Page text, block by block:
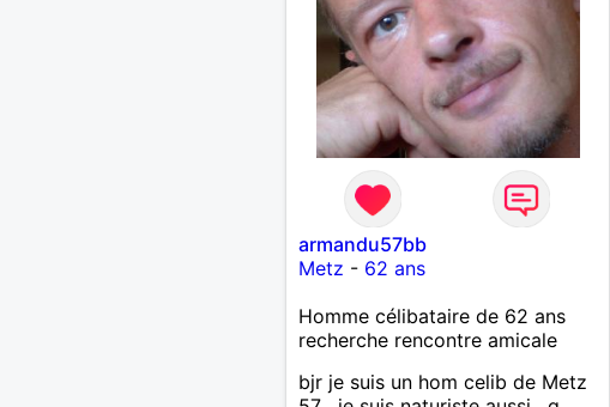
armandu57bb
Metz - 62 ans
Homme célibataire de 62 ans
recherche rencontre amicale
bjr je suis un hom celib de Metz